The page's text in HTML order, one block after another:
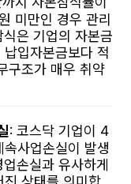
미만인 경우 관리
은 기업의 자본금
입자본금보다 적
구조가 매우 취약
: 코스닥 기업이 4
사업손실이 발생
손실과 유사하게